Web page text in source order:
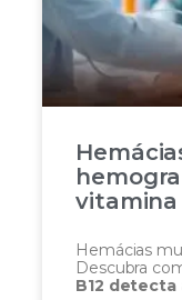
vitamina
Hemácias
Descubra
B12